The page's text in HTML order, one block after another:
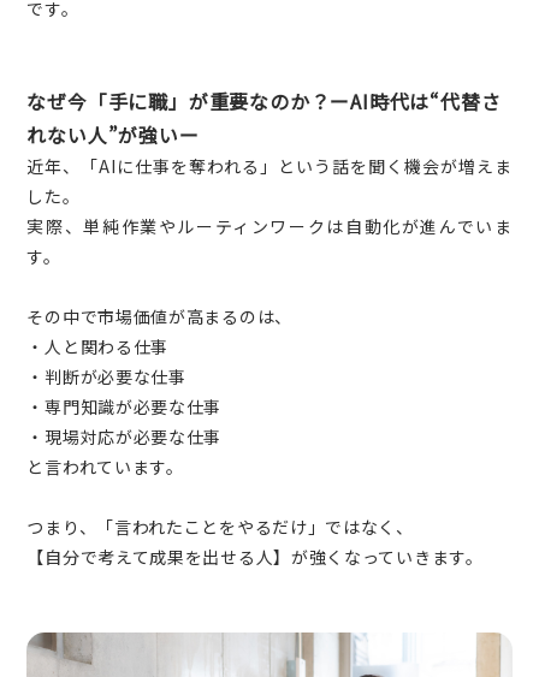
です。
なぜ今「手に職」が重要なのか？ーAI時代は“代替さ
れない人”が強いー
近年、「AIに仕事を奪われる」という話を聞く機会が増えま
した。
実際、単純作業やルーティンワークは自動化が進んでいま
す。
その中で市場価値が高まるのは、
・人と関わる仕事
・判断が必要な仕事
・専門知識が必要な仕事
・現場対応が必要な仕事
と言われています。
つまり、「言われたことをやるだけ」ではなく、
【自分で考えて成果を出せる人】が強くなっていきます。